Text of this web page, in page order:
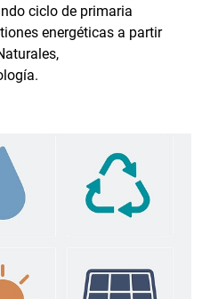
ciclo de primaria
energéticas a partir